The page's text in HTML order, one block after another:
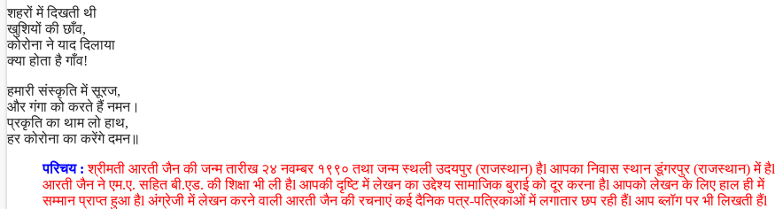
शहरों में दिखती थी
खुशियों की छाँव,
कोरोना ने याद दिलाया
क्या होता है गाँव!
हमारी संस्कृति में सूरज,
और गंगा को करते हैं नमन।
प्रकृति का थाम लो हाथ,
हर कोरोना का करेंगे दमन॥
परिचय : श्रीमती आरती जैन की जन्म तारीख २४ नवम्बर १९९० तथा जन्म स्थली उदयपुर (राजस्थान) हैl आपका निवास स्थान डूंगरपुर (राजस्थान) में हैl
आरती जैन ने एम.ए. सहित बी.एड. की शिक्षा भी ली हैl आपकी दृष्टि में लेखन का उद्देश्य सामाजिक बुराई को दूर करना हैl आपको लेखन के लिए हाल ही में
सम्मान प्राप्त हुआ हैl अंग्रेजी में लेखन करने वाली आरती जैन की रचनाएं कई दैनिक पत्र-पत्रिकाओं में लगातार छप रही हैंl आप ब्लॉग पर भी लिखती हैंl